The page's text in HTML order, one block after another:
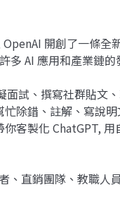
開創了一條全
多 AI 應用和產業鏈的
試、撰寫社群貼文
除錯、註解、寫說
客製化 ChatGPT,
、直銷團隊、教職人